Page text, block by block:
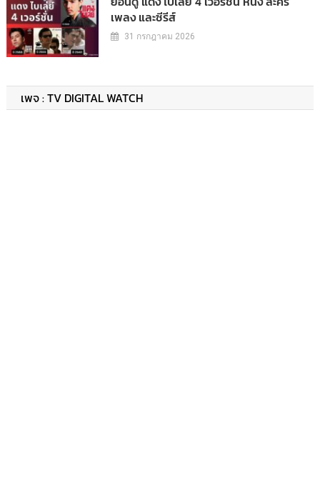
เพลง และซีรีส์
31 กรกฎาคม 2026
เพจ : TV DIGITAL WATCH